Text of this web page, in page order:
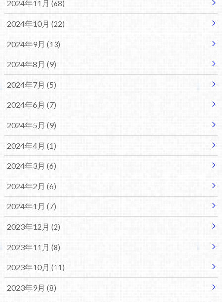
2024年11月 (68)
2024年10月 (22)
2024年9月 (13)
2024年8月 (9)
2024年7月 (5)
2024年6月 (7)
2024年5月 (9)
2024年4月 (1)
2024年3月 (6)
2024年2月 (6)
2024年1月 (7)
2023年12月 (2)
2023年11月 (8)
2023年10月 (11)
2023年9月 (8)